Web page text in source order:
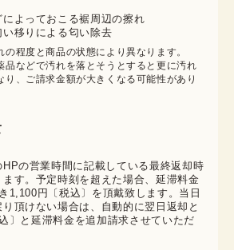
によっておこる裾周辺の擦れ
い移りによる匂い除去
程度と商品の状態により異なります。
などで汚れを落とそうとすると更に汚れ
り、ご請求金額が大きくなる可能性があり
の営業時間に記載している最終返却時
す。予定時刻を超えた場合、延滞料金
1,100円〔税込〕を頂戴致します。当日
頂けない場合は、自動的に翌日返却と
〕と延滞料金を追加請求させていただ